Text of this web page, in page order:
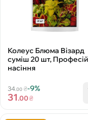
Колеус Блюма Візард
суміш 20 шт,
насіння
34.00₴-9%
31.00₴